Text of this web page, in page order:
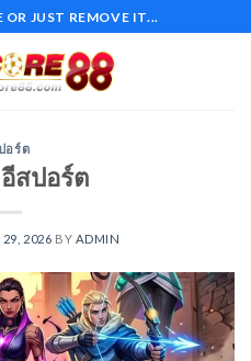
JUST REMOVE IT...
อร์ต
สปอร์ต
29, 2026 BY ADMIN